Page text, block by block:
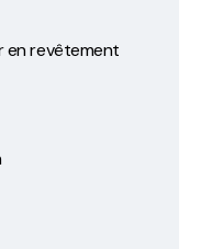
en revêtement